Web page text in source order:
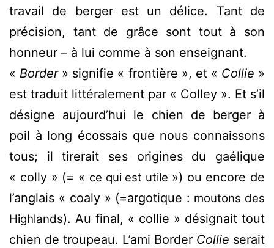
travail de berger est un délice. Tant de
précision, tant de grâce sont tout à son
honneur – à lui comme à son enseignant.
« Border » signifie « frontière », et « Collie »
est traduit littéralement par « Colley ». Et s’il
désigne aujourd’hui le chien de berger à
poil à long écossais que nous connaissons
tous; il tirerait ses origines du gaélique
« colly » (= « ce qui est utile ») ou encore de
l’anglais « coaly » (=argotique : moutons des
Highlands). Au final, « collie » désignait tout
chien de troupeau. L’ami Border Collie serait